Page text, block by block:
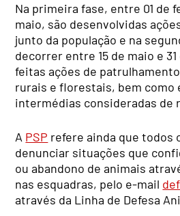
Na primeira fase, entre 01 de
maio, são desenvolvidas
junto da população e na
decorrer entre 15 de maio e
feitas ações de
rurais e florestais, bem como
intermédias consideradas de
A PSP refere ainda que todos
denunciar situações que
ou abandono de animais
nas esquadras, pelo e-mail
através da Linha de Defesa